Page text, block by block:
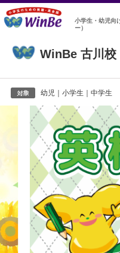
小学生・幼児向
ー）
WinBe 古川校
幼児｜小学生｜中学生